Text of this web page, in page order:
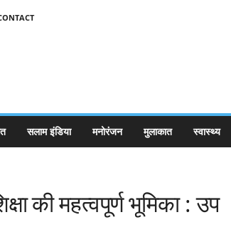
सलाम इंडिया मनोरंजन मुलाकात स्वास्थ्य
की महत्वपूर्ण भूमिका : उप